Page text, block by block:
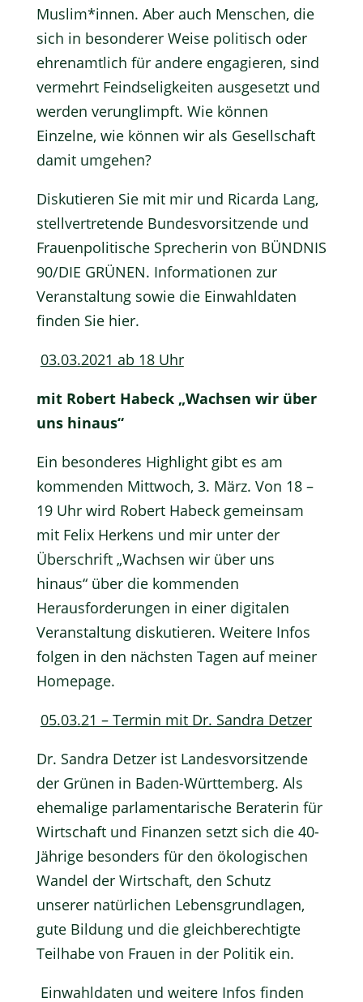
Muslim*innen. Aber auch Menschen, die
sich in besonderer Weise politisch oder
ehrenamtlich für andere engagieren, sind
vermehrt Feindseligkeiten ausgesetzt und
werden verunglimpft. Wie können
Einzelne, wie können wir als Gesellschaft
damit umgehen?
Diskutieren Sie mit mir und Ricarda Lang,
stellvertretende Bundesvorsitzende und
Frauenpolitische Sprecherin von BÜNDNIS
90/DIE GRÜNEN. Informationen zur
Veranstaltung sowie die Einwahldaten
finden Sie hier.
03.03.2021 ab 18 Uhr
mit Robert Habeck „Wachsen wir über
uns hinaus“
Ein besonderes Highlight gibt es am
kommenden Mittwoch, 3. März. Von 18 –
19 Uhr wird Robert Habeck gemeinsam
mit Felix Herkens und mir unter der
Überschrift „Wachsen wir über uns
hinaus“ über die kommenden
Herausforderungen in einer digitalen
Veranstaltung diskutieren. Weitere Infos
folgen in den nächsten Tagen auf meiner
Homepage.
05.03.21 – Termin mit Dr. Sandra Detzer
Dr. Sandra Detzer ist Landesvorsitzende
der Grünen in Baden-Württemberg. Als
ehemalige parlamentarische Beraterin für
Wirtschaft und Finanzen setzt sich die 40-
Jährige besonders für den ökologischen
Wandel der Wirtschaft, den Schutz
unserer natürlichen Lebensgrundlagen,
gute Bildung und die gleichberechtigte
Teilhabe von Frauen in der Politik ein.
Einwahldaten und weitere Infos finden